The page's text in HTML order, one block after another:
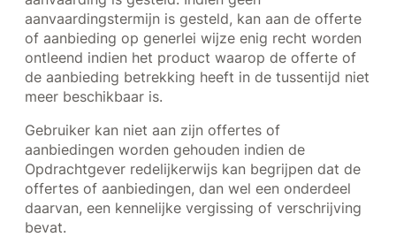
aanvaardingstermijn is gesteld, kan aan de offerte
of aanbieding op generlei wijze enig recht worden
ontleend indien het product waarop de offerte of
de aanbieding betrekking heeft in de tussentijd niet
meer beschikbaar is.
Gebruiker kan niet aan zijn offertes of
aanbiedingen worden gehouden indien de
Opdrachtgever redelijkerwijs kan begrijpen dat de
offertes of aanbiedingen, dan wel een onderdeel
daarvan, een kennelijke vergissing of verschrijving
bevat.